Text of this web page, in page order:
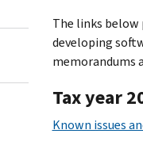
The links
developing
memorandums
Tax year
Known issues